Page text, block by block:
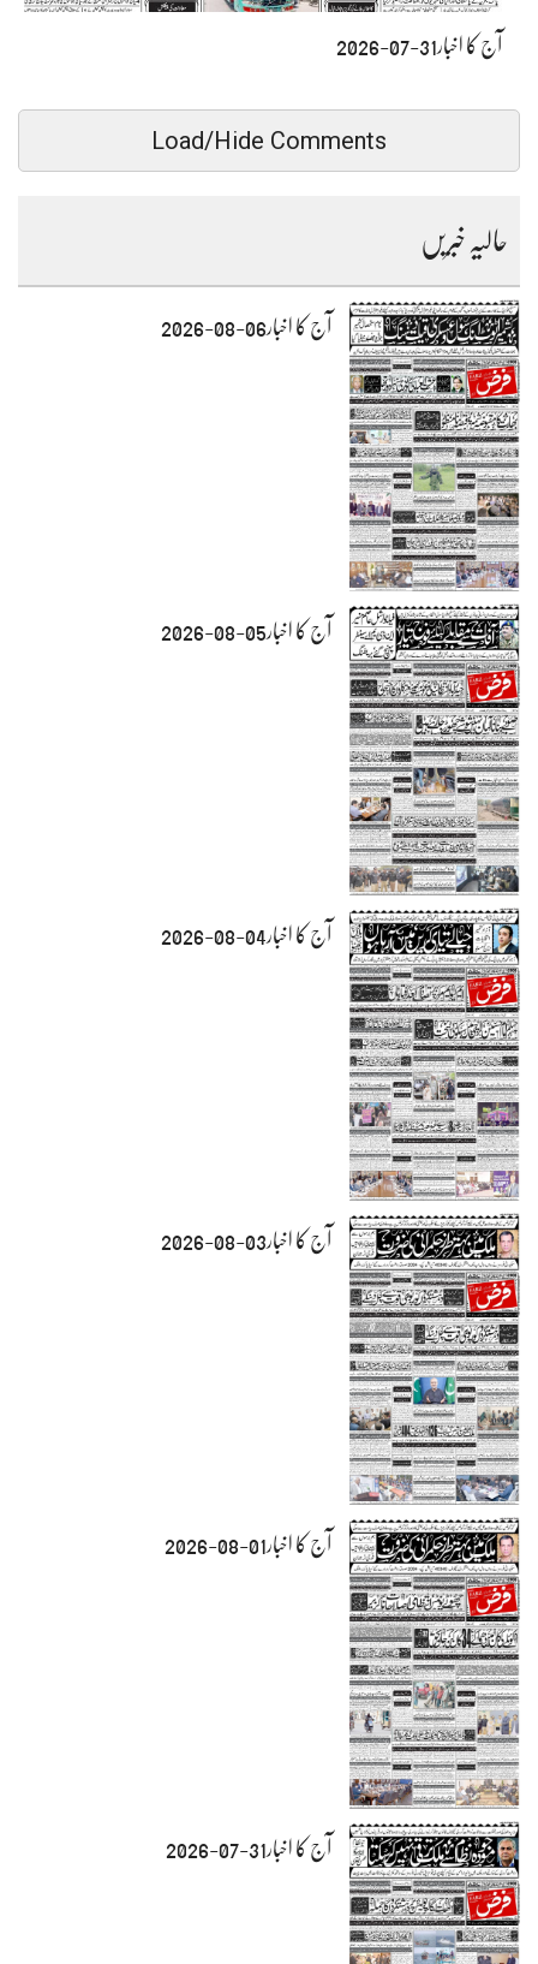
آج کا اخبار31-07-2026
Load/Hide Comments
حالیہ خبریں
آج کا اخبار06-08-2026
آج کا اخبار05-08-2026
آج کا اخبار04-08-2026
آج کا اخبار03-08-2026
آج کا اخبار01-08-2026
آج کا اخبار31-07-2026